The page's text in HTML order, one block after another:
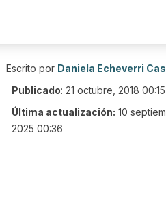
Escrito por Daniela Echeverri
Publicado: 21 octubre, 2018 00:15
Última actualización: 10
2025 00:36